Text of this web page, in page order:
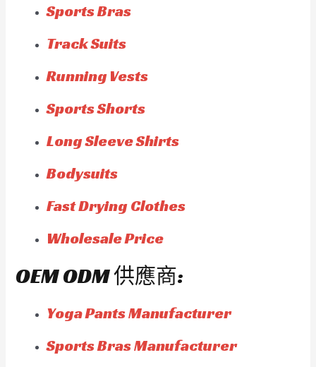
Sports Bras
Track Suits
Running Vests
Sports Shorts
Long Sleeve Shirts
Bodysuits
Fast Drying Clothes
Wholesale Price
OEM ODM 供應商:
Yoga Pants Manufacturer
Sports Bras Manufacturer